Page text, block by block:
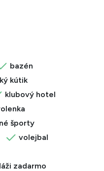
bazén
kútik
klubový hotel
športy
volejbal
zadarmo